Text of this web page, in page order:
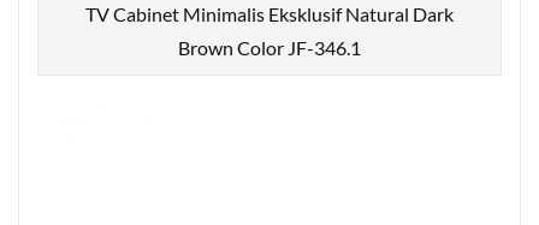
TV Cabinet Minimalis Eksklusif Natural Dark
Brown Color JF-346.1